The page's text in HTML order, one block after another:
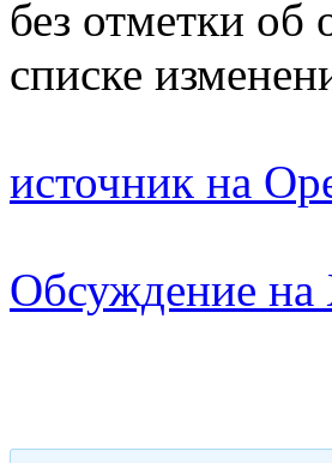
без отметки об
списке
источник на
Обсуждение на